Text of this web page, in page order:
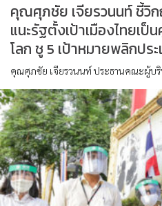
คุณศุภชัย เจียรวนนท์ ชี้วิก
แนะรัฐตั้งเป้าเมืองไทยเป็
โลก ชู 5 เป้าหมายพลิกปร
คุณศุภชัย เจียรวนนท์ ประธานคณะผู้บริ